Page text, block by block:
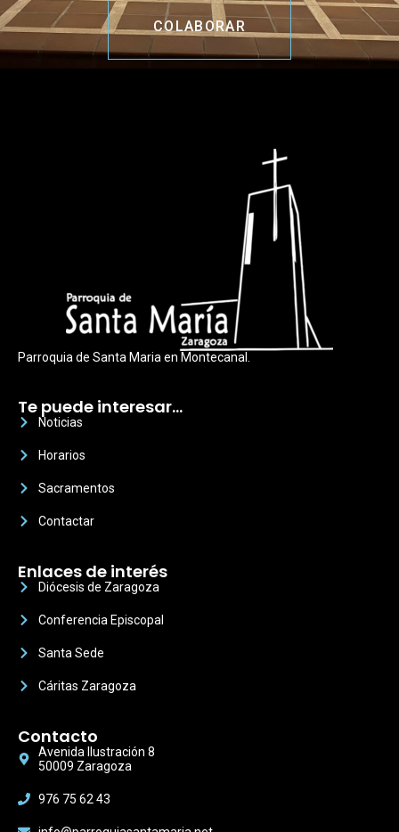
COLABORAR
Parroquia de Santa Maria en Montecanal.
Te puede interesar…
Noticias
Horarios
Sacramentos
Contactar
Enlaces de interés
Diócesis de Zaragoza
Conferencia Episcopal
Santa Sede
Cáritas Zaragoza
Contacto
Avenida Ilustración 8
50009 Zaragoza
976 75 62 43